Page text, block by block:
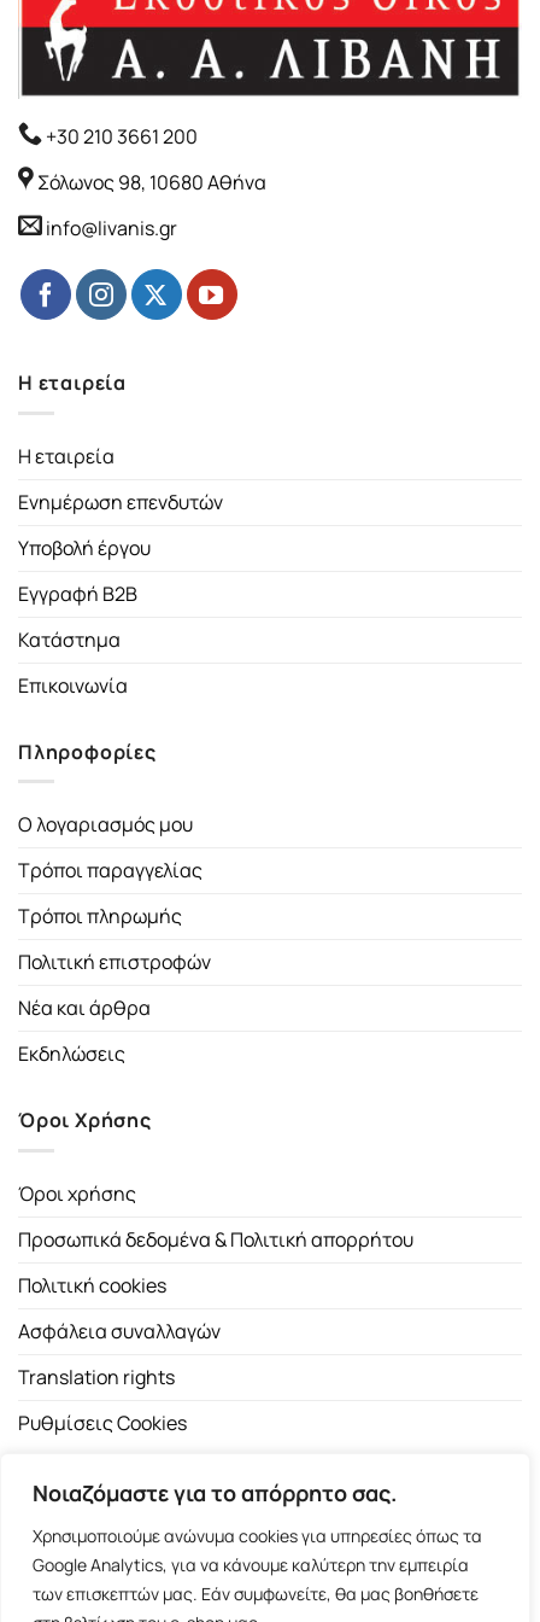
Νοιαζόμαστε για το απόρρητο σας.
Χρησιμοποιούμε ανώνυμα cookies για υπηρεσίες όπως τα
Google Analytics, για να κάνουμε καλύτερη την εμπειρία
των επισκεπτών μας. Εάν συμφωνείτε, θα μας βοηθήσετε
+30 210 3661 200
Σόλωνος 98, 10680 Αθήνα
info@livanis.gr
Η εταιρεία
Η εταιρεία
Ενημέρωση επενδυτών
Υποβολή έργου
Εγγραφή B2B
Κατάστημα
Επικοινωνία
Πληροφορίες
Ο λογαριασμός μου
Τρόποι παραγγελίας
Τρόποι πληρωμής
Πολιτική επιστροφών
Νέα και άρθρα
Εκδηλώσεις
Όροι Χρήσης
Όροι χρήσης
Προσωπικά δεδομένα & Πολιτική απορρήτου
Πολιτική cookies
Ασφάλεια συναλλαγών
Translation rights
Ρυθμίσεις Cookies
Copyright 2026 ©Εκδοτικός Οίκος Α.Α. Λιβάνη| All rights